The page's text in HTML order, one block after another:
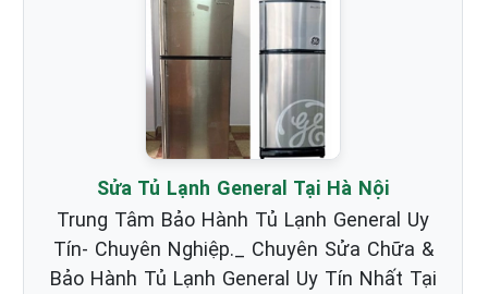
Sửa Tủ Lạnh General Tại Hà Nội
Trung Tâm Bảo Hành Tủ Lạnh General Uy
Tín- Chuyên Nghiệp._ Chuyên Sửa Chữa &
Bảo Hành Tủ Lạnh General Uy Tín Nhất Tại